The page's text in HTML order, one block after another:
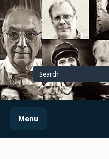
Skip
to
content
Search
for
Menu